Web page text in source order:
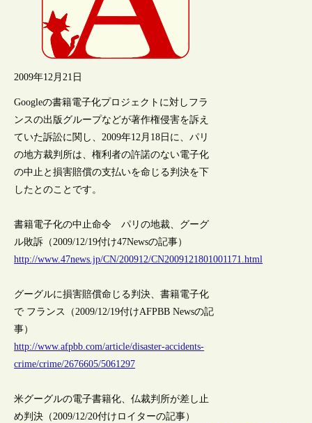
2009年12月21日
Googleの書籍電子化プロジェクトに対しフラ
ンスの出版グループなどが著作権侵害を訴え
ていた訴訟に関し、2009年12月18日に、パリ
の地方裁判所は、権利者の許諾のない電子化
の中止と損害賠償の支払いを命じる判決を下
したとのことです。
書籍電子化の中止命令 パリの地裁、グーグ
ル敗訴（2009/12/19付け47Newsの記事）
http://www.47news.jp/CN/200912/CN2009121801001171.html
グーグルに損害賠償命じる判決、書籍電子化
で フランス（2009/12/19付けAFPBB Newsの記
事）
http://www.afpbb.com/article/disaster-accidents-
crime/crime/2676605/5061297
米グーグルの電子書籍化、仏裁判所が差し止
め判決（2009/12/20付けロイターの記事）